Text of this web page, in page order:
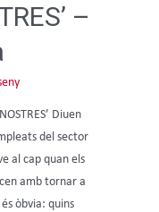
–
Diuen
del sector
al cap quan els
amb tornar a
òbvia: quins